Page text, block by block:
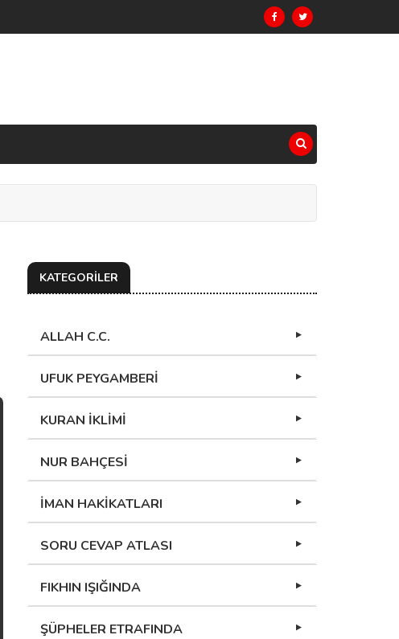
KATEGORİLER
ALLAH C.C.
UFUK PEYGAMBERİ
KURAN İKLİMİ
NUR BAHÇESİ
İMAN HAKİKATLARI
SORU CEVAP ATLASI
FIKHIN IŞIĞINDA
ŞÜPHELER ETRAFINDA